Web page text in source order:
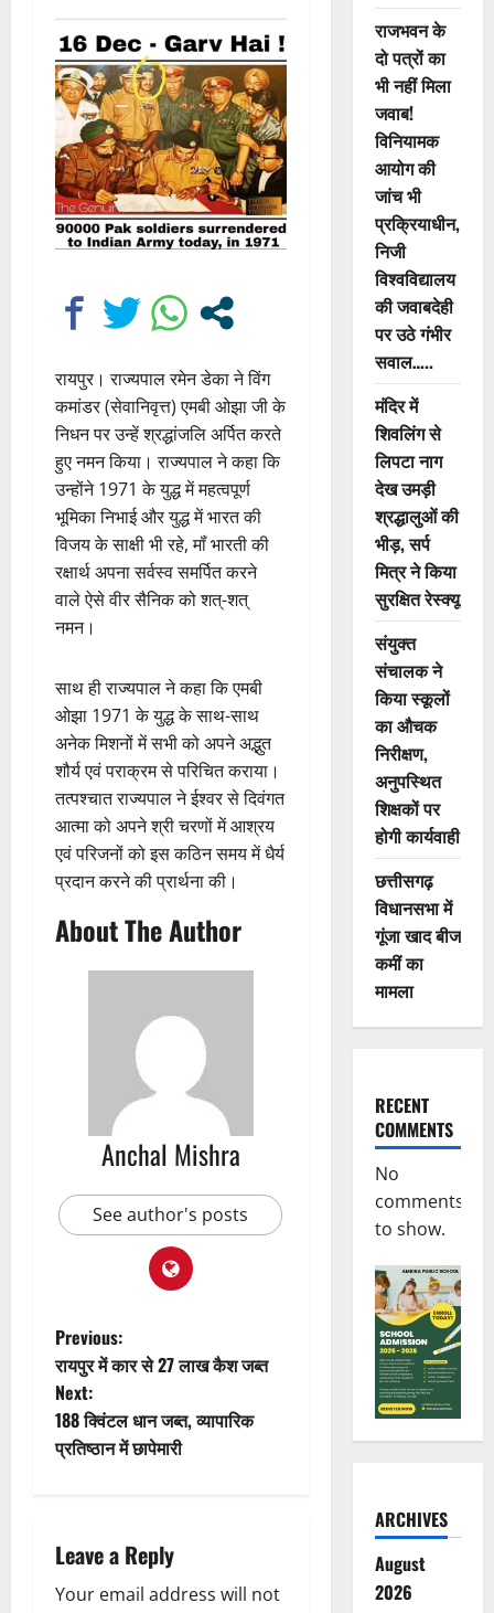
रायपुर। राज्यपाल रमेन डेका ने विंग
कमांडर (सेवानिवृत्त) एमबी ओझा जी के
निधन पर उन्हें श्रद्धांजलि अर्पित करते
हुए नमन किया। राज्यपाल ने कहा कि
उन्होंने 1971 के युद्ध में महत्वपूर्ण
भूमिका निभाई और युद्ध में भारत की
विजय के साक्षी भी रहे, मॉं भारती की
रक्षार्थ अपना सर्वस्व समर्पित करने
वाले ऐसे वीर सैनिक को शत्-शत्
नमन।
साथ ही राज्यपाल ने कहा कि एमबी
ओझा 1971 के युद्ध के साथ-साथ
अनेक मिशनों में सभी को अपने अद्भुत
शौर्य एवं पराक्रम से परिचित कराया।
तत्पश्चात राज्यपाल ने ईश्वर से दिवंगत
आत्मा को अपने श्री चरणों में आश्रय
एवं परिजनों को इस कठिन समय में धैर्य
प्रदान करने की प्रार्थना की।
About The Author
Anchal Mishra
See author's posts
P
o
s
a
Previous:
रायपुर में कार से 27 लाख कैश जब्त
Next:
188 क्विंटल धान जब्त, व्यापारिक
प्रतिष्ठान में छापेमारी
Leave a Reply
Your email address will not
राजभवन के
दो पत्रों का
भी नहीं मिला
जवाब!
विनियामक
आयोग की
जांच भी
प्रक्रियाधीन,
निजी
विश्वविद्यालय
की जवाबदेही
पर उठे गंभीर
सवाल…..
मंदिर में
शिवलिंग से
लिपटा नाग
देख उमड़ी
श्रद्धालुओं की
भीड़, सर्प
मित्र ने किया
सुरक्षित रेस्क्यू
संयुक्त
संचालक ने
किया स्कूलों
का औचक
निरीक्षण,
अनुपस्थित
शिक्षकों पर
होगी कार्यवाही
छत्तीसगढ़
विधानसभा में
गूंजा खाद बीज
कमीं का
मामला
RECENT
COMMENTS
No
comments
to show.
ARCHIVES
August
2026